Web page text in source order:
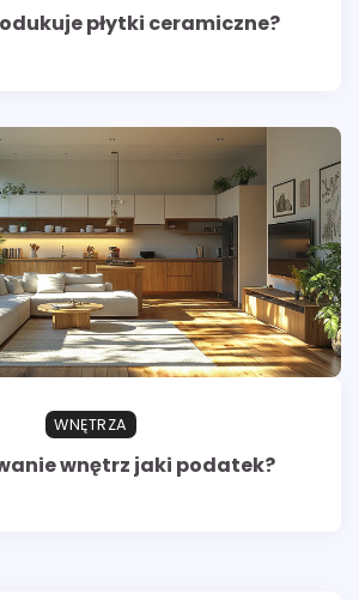
płytki ceramiczne?
WNĘTRZA
wnętrz jaki podatek?